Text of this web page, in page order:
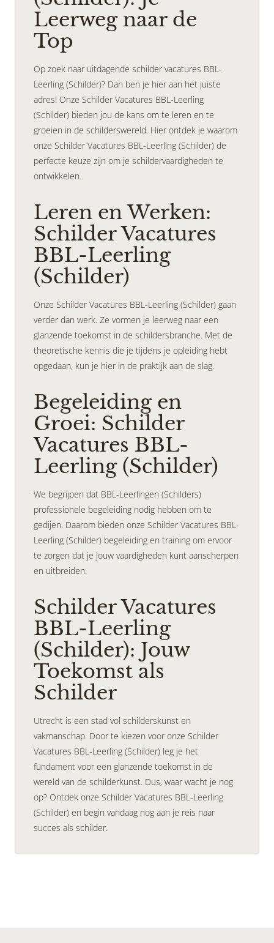
Leerweg naar de
Top
Op zoek naar uitdagende schilder vacatures BBL-
Leerling (Schilder)? Dan ben je hier aan het juiste
adres! Onze Schilder Vacatures BBL-Leerling
(Schilder) bieden jou de kans om te leren en te
groeien in de schilderswereld. Hier ontdek je waarom
onze Schilder Vacatures BBL-Leerling (Schilder) de
perfecte keuze zijn om je schildervaardigheden te
ontwikkelen.
Leren en Werken:
Schilder Vacatures
BBL-Leerling
(Schilder)
Onze Schilder Vacatures BBL-Leerling (Schilder) gaan
verder dan werk. Ze vormen je leerweg naar een
glanzende toekomst in de schildersbranche. Met de
theoretische kennis die je tijdens je opleiding hebt
opgedaan, kun je hier in de praktijk aan de slag.
Begeleiding en
Groei: Schilder
Vacatures BBL-
Leerling (Schilder)
We begrijpen dat BBL-Leerlingen (Schilders)
professionele begeleiding nodig hebben om te
gedijen. Daarom bieden onze Schilder Vacatures BBL-
Leerling (Schilder) begeleiding en training om ervoor
te zorgen dat je jouw vaardigheden kunt aanscherpen
en uitbreiden.
Schilder Vacatures
BBL-Leerling
(Schilder): Jouw
Toekomst als
Schilder
Utrecht is een stad vol schilderskunst en
vakmanschap. Door te kiezen voor onze Schilder
Vacatures BBL-Leerling (Schilder) leg je het
fundament voor een glanzende toekomst in de
wereld van de schilderkunst. Dus, waar wacht je nog
op? Ontdek onze Schilder Vacatures BBL-Leerling
(Schilder) en begin vandaag nog aan je reis naar
succes als schilder.